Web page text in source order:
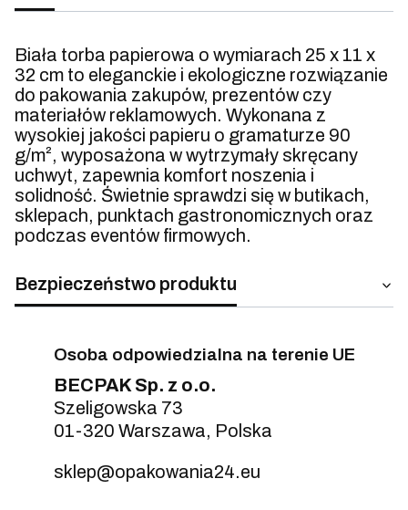
Biała torba papierowa o wymiarach 25 x 11 x
32 cm to eleganckie i ekologiczne rozwiązanie
do pakowania zakupów, prezentów czy
materiałów reklamowych. Wykonana z
wysokiej jakości papieru o gramaturze 90
g/m², wyposażona w wytrzymały skręcany
uchwyt, zapewnia komfort noszenia i
solidność. Świetnie sprawdzi się w butikach,
sklepach, punktach gastronomicznych oraz
podczas eventów firmowych.
Bezpieczeństwo produktu
Osoba odpowiedzialna na terenie UE
BECPAK Sp. z o.o.
Szeligowska 73
01-320 Warszawa, Polska
sklep@opakowania24.eu